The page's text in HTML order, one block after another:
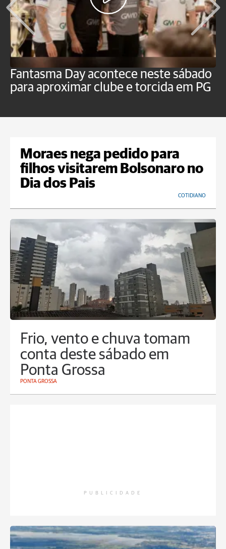
Fantasma Day acontece neste sábado
para aproximar clube e torcida em PG
Moraes nega pedido para
filhos visitarem Bolsonaro no
Dia dos Pais
COTIDIANO
Frio, vento e chuva tomam
conta deste sábado em
Ponta Grossa
PONTA GROSSA
PUBLICIDADE